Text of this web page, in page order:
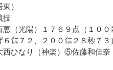
）
技
（光陽）１７６９点（１０
６㍍７２、２００㍍２８秒７
ひなり（神楽）⑤佐藤和佳